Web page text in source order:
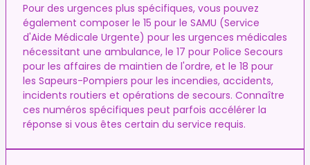
Pour des urgences plus spécifiques, vous pouvez
également composer le 15 pour le SAMU (Service
d'Aide Médicale Urgente) pour les urgences médicales
nécessitant une ambulance, le 17 pour Police Secours
pour les affaires de maintien de l'ordre, et le 18 pour
les Sapeurs-Pompiers pour les incendies, accidents,
incidents routiers et opérations de secours. Connaître
ces numéros spécifiques peut parfois accélérer la
réponse si vous êtes certain du service requis.